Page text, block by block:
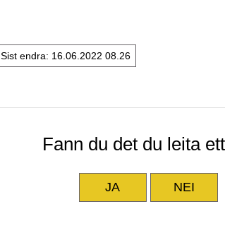
Sist endra 16.06.2022 08.26
Fann du det du leita
JA NEI